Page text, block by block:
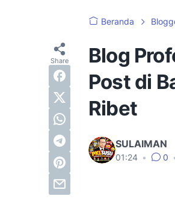
Beranda
Blog
Post di
Ribet
SULAIMAN
01:24 • 0